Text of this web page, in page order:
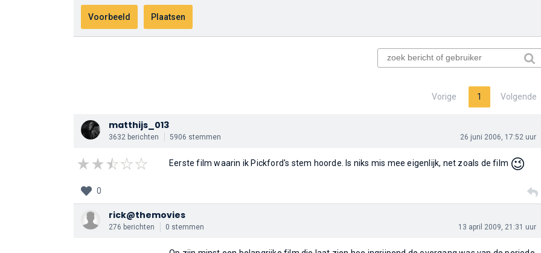
Vorige 1 Volgende
matthijs_013
3632 berichten 5906 stemmen 26 juni 2006, 17:52 uur
Eerste film waarin ik Pickford's stem hoorde. Is niks mis mee eigenlijk, net zoals de film 😉
0
rick@themovies
276 berichten 0 stemmen 13 april 2009, 21:31 uur